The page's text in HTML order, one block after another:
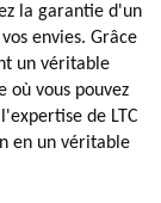
la garantie d'un
envies. Grâce
un véritable
où vous pouvez
de LTC
en un véritable